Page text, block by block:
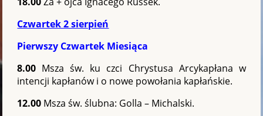
Czwartek 2 sierpień
Pierwszy Czwartek Miesiąca
8.00 Msza św. ku czci Chrystusa Arcykapłana w
intencji kapłanów i o nowe powołania kapłańskie.
12.00 Msza św. ślubna: Golla – Michalski.